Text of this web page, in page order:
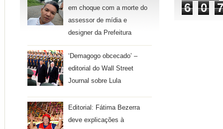
em choque com a morte do
assessor de mídia e
designer da Prefeitura
‘Demagogo obcecado’ –
editorial do Wall Street
Journal sobre Lula
Editorial: Fátima Bezerra
deve explicações à
6 0 7